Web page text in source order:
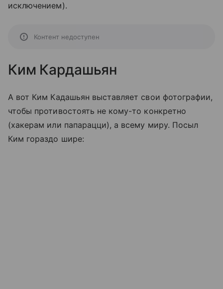
исключением).
Контент недоступен
Ким Кардашьян
А вот Ким Кадашьян выставляет свои фотографии,
чтобы противостоять не кому-то конкретно
(хакерам или папарацци), а всему миру. Посыл
Ким гораздо шире: